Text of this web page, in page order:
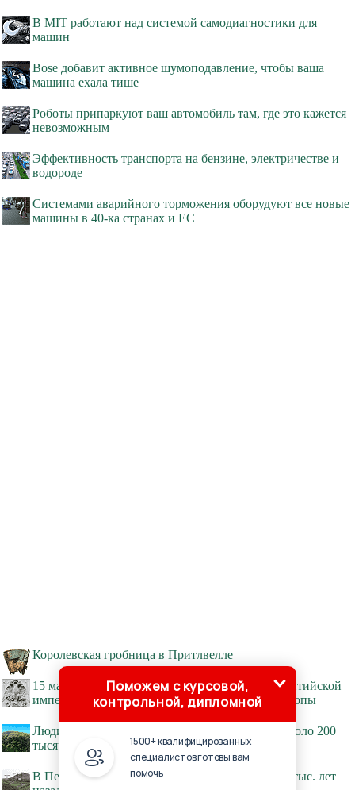
В MIT работают над системой самодиагностики для
машин
Bose добавит активное шумоподавление, чтобы ваша
машина ехала тише
Роботы припаркуют ваш автомобиль там, где это кажется
невозможным
Эффективность транспорта на бензине, электричестве и
водороде
Системами аварийного торможения оборудуют все новые
машины в 40-ка странах и ЕС
Королевская гробница в Притлвелле
15 малоизвестных исторических фактов о Византийской
империи, ставшей колыбелью современной Европы
Люди начали спать на подстилке из растений около 200
тысяч лет назад
В Перу обнаружены следы существовавшей 15 тыс. лет
Поможем с курсовой,
контрольной, дипломной
1500+ квалифицированных
специалистов готовы вам
помочь